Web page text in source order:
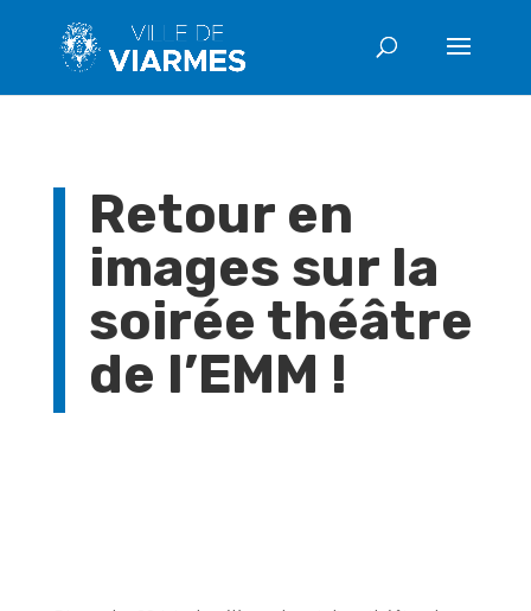
Retour en
images sur la
soirée théâtre
de l’EMM !